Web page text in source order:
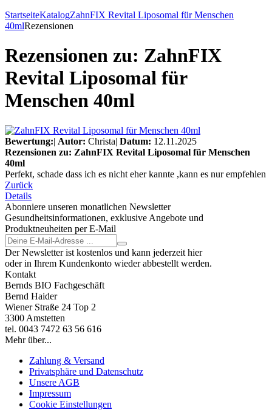
StartseiteKatalogZahnFIX Revital Liposomal für Menschen
40mlRezensionen
Rezensionen zu: ZahnFIX
Revital Liposomal für
Menschen 40ml
Bewertung:| Autor: Christa| Datum: 12.11.2025
Rezensionen zu: ZahnFIX Revital Liposomal für Menschen
40ml
Perfekt, schade dass ich es nicht eher kannte ,kann es nur empfehlen
Zurück
Details
Abonniere unseren monatlichen Newsletter
Gesundheitsinformationen, exklusive Angebote und
Produktneuheiten per E-Mail
Der Newsletter ist kostenlos und kann jederzeit hier
oder in Ihrem Kundenkonto wieder abbestellt werden.
Kontakt
Bernds BIO Fachgeschäft
Bernd Haider
Wiener Straße 24 Top 2
3300 Amstetten
tel. 0043 7472 63 56 616
Mehr über...
Zahlung & Versand
Privatsphäre und Datenschutz
Unsere AGB
Impressum
Cookie Einstellungen